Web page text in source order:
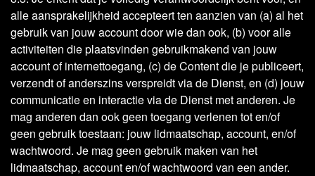
alle aansprakelijkheid accepteert ten aanzien van (a) al het
gebruik van jouw account door wie dan ook, (b) voor alle
activiteiten die plaatsvinden gebruikmakend van jouw
account of internettoegang, (c) de Content die je publiceert,
verzendt of anderszins verspreidt via de Dienst, en (d) jouw
communicatie en interactie via de Dienst met anderen. Je
mag anderen dan ook geen toegang verlenen tot en/of
geen gebruik toestaan: jouw lidmaatschap, account, en/of
wachtwoord. Je mag geen gebruik maken van het
lidmaatschap, account en/of wachtwoord van een ander.